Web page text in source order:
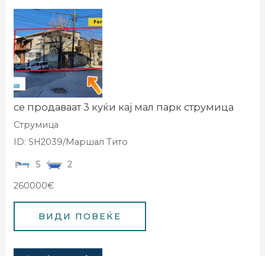
се продаваат 3 куќи кај мал парк струмица
Струмица
ID: SH2039/Маршал Тито
5 2
260000€